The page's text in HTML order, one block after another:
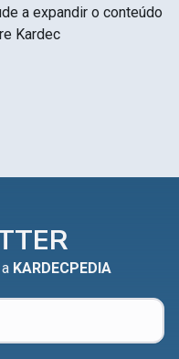
a expandir o conteúdo
Kardec
KARDECPEDIA